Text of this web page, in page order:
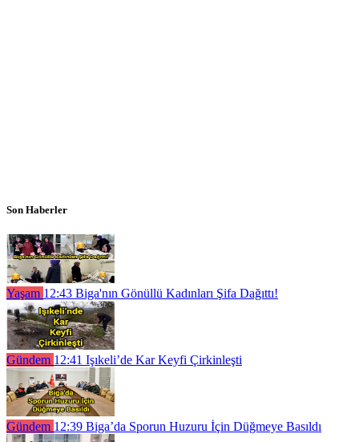
Son Haberler
Yaşam 12:43 Biga'nın Gönüllü Kadınları Şifa Dağıttı!
Gündem 12:41 Işıkeli’de Kar Keyfi Çirkinleşti
Gündem 12:39 Biga’da Sporun Huzuru İçin Düğmeye Basıldı